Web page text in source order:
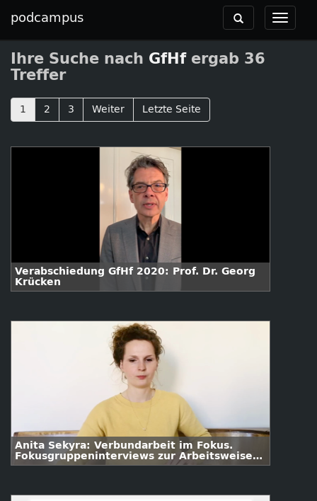
podcampus
Toggle
Toggle
navigation
Ihre Suche nach GfHfergab 36
Treffer
1 2 3 Weiter Letzte Seite
Verabschiedung GfHf 2020: Prof. Dr. Georg
Krücken
Anita Sekyra: Verbundarbeit im Fokus.
Fokusgruppeninterviews zur Arbeitsweise
im sächsischen Verbundprojekt „Lehrpraxis